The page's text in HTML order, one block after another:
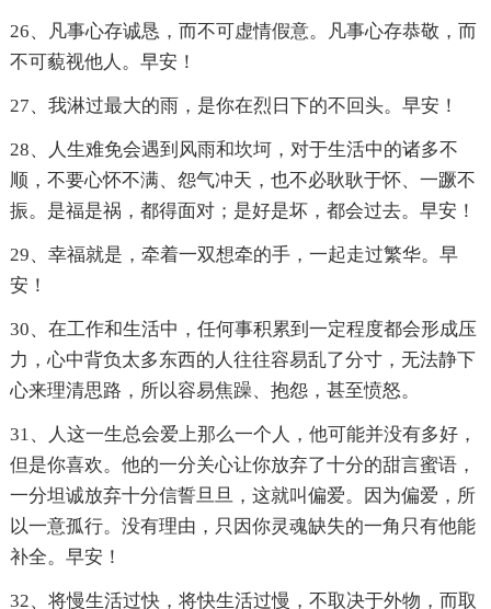
26、凡事心存诚恳，而不可虚情假意。凡事心存恭敬，而
不可藐视他人。早安！
27、我淋过最大的雨，是你在烈日下的不回头。早安！
28、人生难免会遇到风雨和坎坷，对于生活中的诸多不
顺，不要心怀不满、怨气冲天，也不必耿耿于怀、一蹶不
振。是福是祸，都得面对；是好是坏，都会过去。早安！
29、幸福就是，牵着一双想牵的手，一起走过繁华。早
安！
30、在工作和生活中，任何事积累到一定程度都会形成压
力，心中背负太多东西的人往往容易乱了分寸，无法静下
心来理清思路，所以容易焦躁、抱怨，甚至愤怒。
31、人这一生总会爱上那么一个人，他可能并没有多好，
但是你喜欢。他的一分关心让你放弃了十分的甜言蜜语，
一分坦诚放弃十分信誓旦旦，这就叫偏爱。因为偏爱，所
以一意孤行。没有理由，只因你灵魂缺失的一角只有他能
补全。早安！
32、将慢生活过快，将快生活过慢，不取决于外物，而取